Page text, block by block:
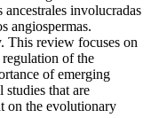
involucradas
angiospermas.
This review focuses on
of the
of emerging
that are
on the evolutionary